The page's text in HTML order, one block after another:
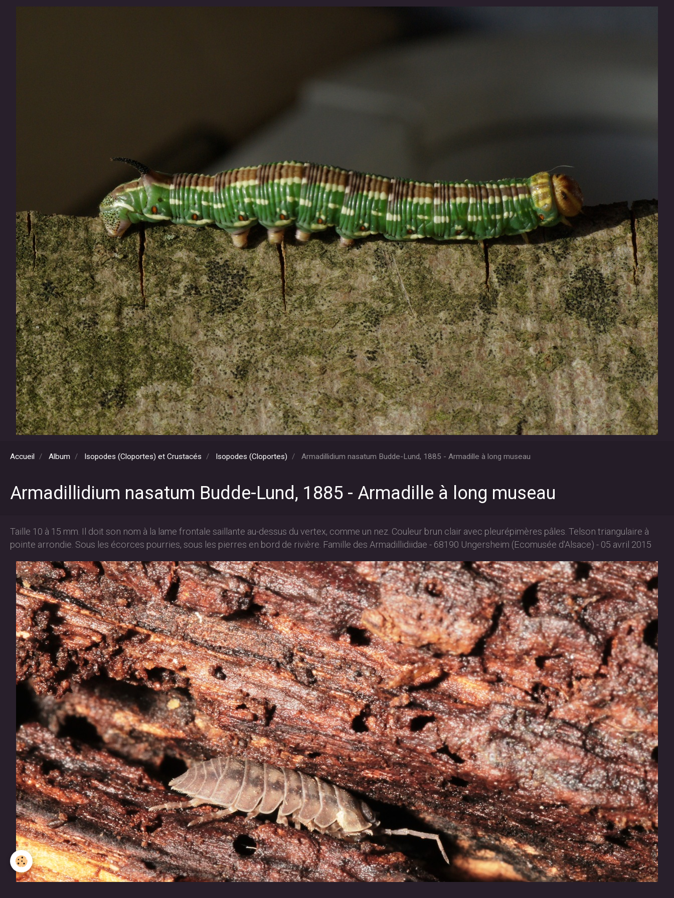
Accueil Album Isopodes (Cloportes) et Crustacés Isopodes (Cloportes) Armadillidium nasatum Budde-Lund, 1885 - Armadille à long museau
Armadillidium nasatum Budde-Lund, 1885 - Armadille à long museau
Taille 10 à 15 mm. Il doit son nom à la lame frontale saillante au-dessus du vertex, comme un nez. Couleur brun clair avec pleurépimères pâles. Telson triangulaire à
pointe arrondie. Sous les écorces pourries, sous les pierres en bord de rivière. Famille des Armadillidiidae - 68190 Ungersheim (Ecomusée d'Alsace) - 05 avril 2015